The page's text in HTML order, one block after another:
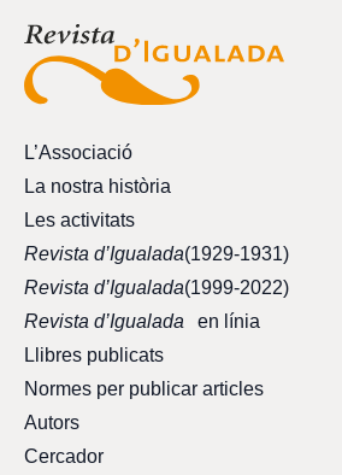
L’Associació
La nostra història
Les activitats
Revista d’Igualada(1929-1931)
Revista d’Igualada(1999-2022)
Revista d’Igualada
en línia
Llibres publicats
Normes per publicar articles
Autors
Cercador